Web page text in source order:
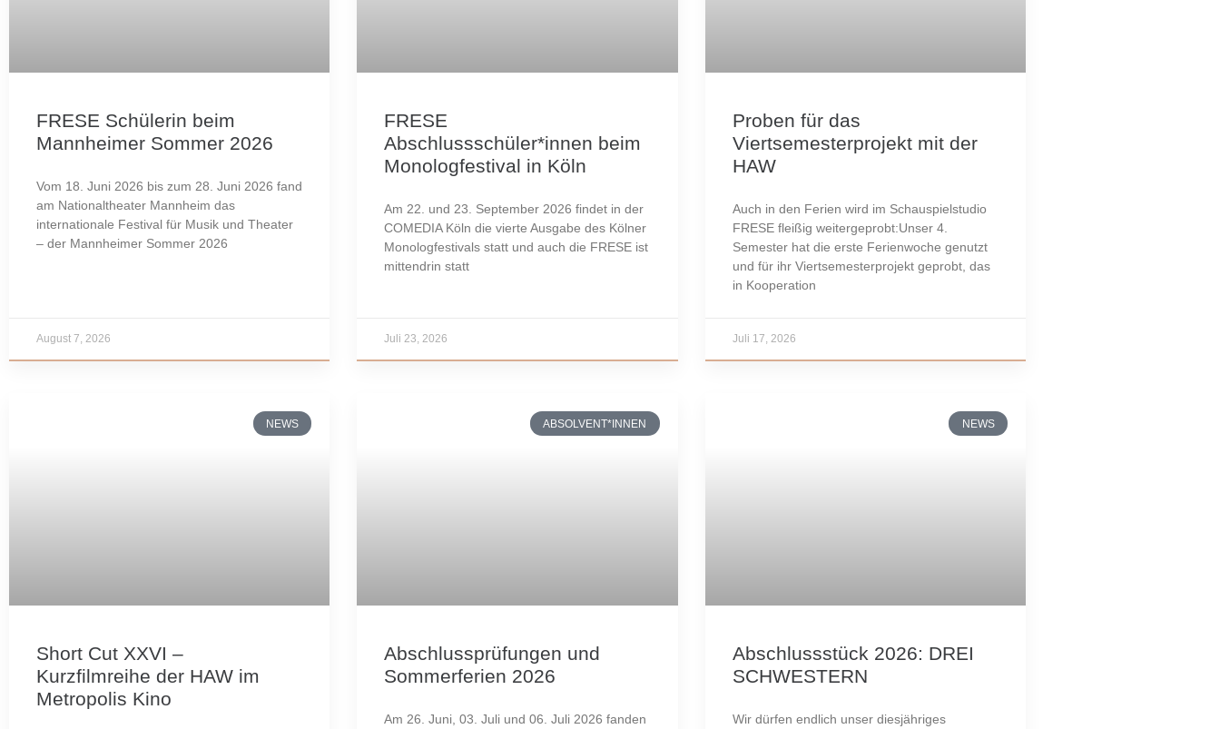
FRESE Schülerin beim
Mannheimer Sommer 2026
Vom 18. Juni 2026 bis zum 28. Juni 2026 fand
am Nationaltheater Mannheim das
internationale Festival für Musik und Theater
– der Mannheimer Sommer 2026
August 7, 2026
FRESE
Abschlussschüler*innen beim
Monologfestival in Köln
Am 22. und 23. September 2026 findet in der
COMEDIA Köln die vierte Ausgabe des Kölner
Monologfestivals statt und auch die FRESE ist
mittendrin statt
Juli 23, 2026
Proben für das
Viertsemesterprojekt mit der
HAW
Auch in den Ferien wird im Schauspielstudio
FRESE fleißig weitergeprobt:Unser 4.
Semester hat die erste Ferienwoche genutzt
und für ihr Viertsemesterprojekt geprobt, das
in Kooperation
Juli 17, 2026
NEWS
Short Cut XXVI –
Kurzfilmreihe der HAW im
Metropolis Kino
ABSOLVENT*INNEN
Abschlussprüfungen und
Sommerferien 2026
Am 26. Juni, 03. Juli und 06. Juli 2026 fanden
NEWS
Abschlussstück 2026: DREI
SCHWESTERN
Wir dürfen endlich unser diesjähriges